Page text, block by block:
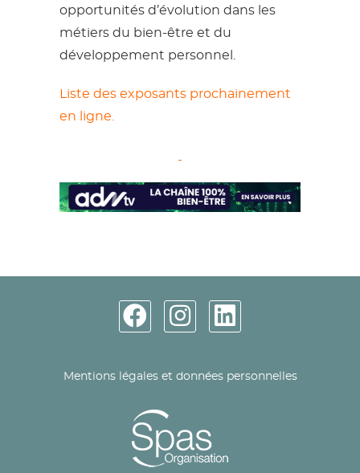
opportunités d’évolution dans les
métiers du bien-être et du
développement personnel.
Liste des exposants prochainement
en ligne.
Mentions légales et données personnelles